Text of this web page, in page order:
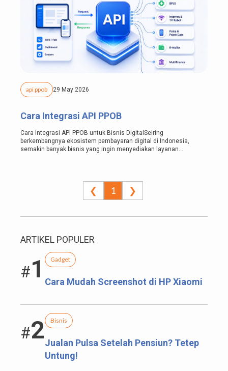
api ppob 29 May 2026
Cara Integrasi API PPOB
Cara Integrasi API PPOB untuk Bisnis DigitalSeiring
berkembangnya ekosistem pembayaran digital di Indonesia,
semakin banyak bisnis yang ingin menyediakan layanan
❮ 1 ❯
ARTIKEL POPULER
#1 Gadget
Cara Mudah Screenshot di HP Xiaomi
#2 Bisnis
Jualan Pulsa Setelah Pensiun? Tetep
Untung!